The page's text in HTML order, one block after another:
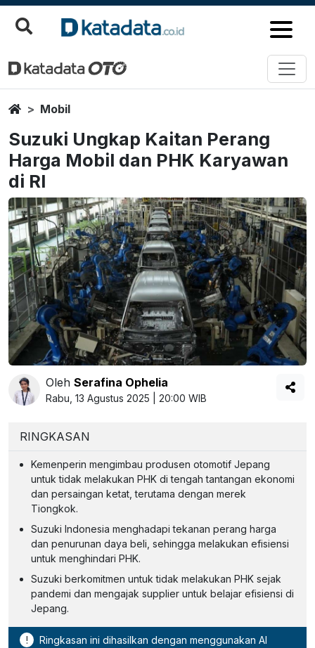
HomeMobil
Suzuki Ungkap Kaitan Perang
Harga Mobil dan PHK Karyawan
di RI
Oleh Serafina Ophelia
Rabu, 13 Agustus 2025 | 20:00 WIB
RINGKASAN
Kemenperin mengimbau produsen otomotif Jepang
untuk tidak melakukan PHK di tengah tantangan ekonomi
dan persaingan ketat, terutama dengan merek
Tiongkok.
Suzuki Indonesia menghadapi tekanan perang harga
dan penurunan daya beli, sehingga melakukan efisiensi
untuk menghindari PHK.
Suzuki berkomitmen untuk tidak melakukan PHK sejak
pandemi dan mengajak supplier untuk belajar efisiensi di
Jepang.
! Ringkasan ini dihasilkan dengan menggunakan AI